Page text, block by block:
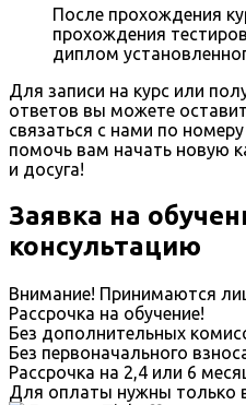
После прохождения
прохождения
диплом
Для записи на курс или
ответов вы можете
связаться с нами по
помочь вам начать новую
и досуга!
Заявка на
консультацию
Внимание! Принимаются
Рассрочка на обучение!
Без дополнительных
Без первоначального
Рассрочка на 2,4 или 6
Для оплаты нужны только